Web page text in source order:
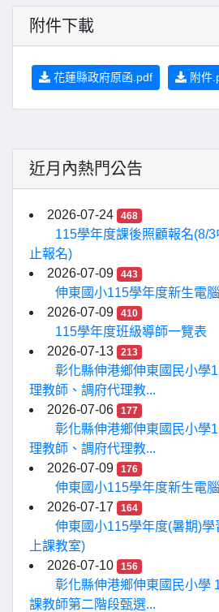
附件下載
花蓮縣政府原函.pdf 附件
近月內熱門公告
2026-07-24 468
115學年度課後照顧報名(8/
止報名)
2026-07-09
443
伸東國小115學年度新生電
2026-07-09
410
115學年度班級導師一覽表
2026-07-13
213
彰化縣伸港鄉伸東國民小學
理教師、調府代理教...
2026-07-06
177
彰化縣伸港鄉伸東國民小學
理教師、調府代理教...
2026-07-09
176
伸東國小115學年度新生電
2026-07-17
164
伸東國小115學年度(暑期)
上課教室)
2026-07-10
156
彰化縣伸港鄉伸東國民小學
課教師第二階段甄選...